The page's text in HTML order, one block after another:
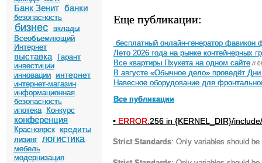
Банк Зенит банки
безопасность
бизнес
вклады
Всеобъемлющий
Интернет
выставка
Гарант
инвестиции
инновации
интернет
интернет-магазин
информационная
безопасность
ипотека
Конкурс
конференция
Красноярск кредиты
лизинг логистика
мебель
модернизация
Еще публикации:
бесплатный онлайн-генератор фавикон
Лето 2026 года на рынке контейнерных
Все квартиры Пхукета на одном сайте //
В августе «Обычное дело» проведёт
Навесное оборудование для
Все публикации
• ERROR:256 in {KERNEL_DIR}/
Strict Standards: Only variables should